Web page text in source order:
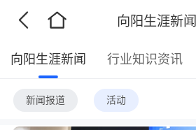
向阳生涯新闻
向阳生涯新闻 行业知识资讯
新闻报道 活动